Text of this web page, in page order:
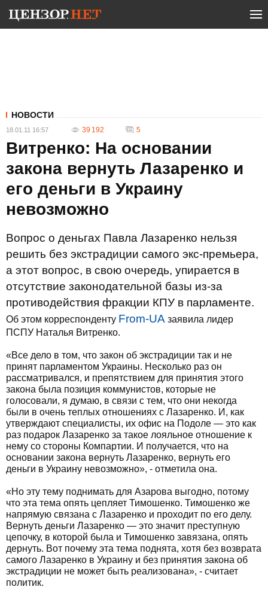
НОВОСТИ
18.01.11 16:57 39 192 5
Витренко: На основании
закона вернуть Лазаренко и
его деньги в Украину
невозможно
Вопрос о деньгах Павла Лазаренко нельзя
решить без экстрадиции самого экс-премьера,
а этот вопрос, в свою очередь, упирается в
отсутствие законодательной базы из-за
противодействия фракции КПУ в парламенте.
Об этом корреспонденту From-UA заявила лидер
ПСПУ Наталья Витренко.
«Все дело в том, что закон об экстрадиции так и не
принят парламентом Украины. Несколько раз он
рассматривался, и препятствием для принятия этого
закона была позиция коммунистов, которые не
голосовали, я думаю, в связи с тем, что они некогда
были в очень теплых отношениях с Лазаренко. И, как
утверждают специалисты, их офис на Подоле — это как
раз подарок Лазаренко за такое лояльное отношение к
нему со стороны Компартии. И получается, что на
основании закона вернуть Лазаренко, вернуть его
деньги в Украину невозможно», - отметила она.
«Но эту тему поднимать для Азарова выгодно, потому
что эта тема опять цепляет Тимошенко. Тимошенко же
напрямую связана с Лазаренко и проходит по его делу.
Вернуть деньги Лазаренко — это значит преступную
цепочку, в которой была и Тимошенко завязана, опять
дернуть. Вот почему эта тема поднята, хотя без возврата
самого Лазаренко в Украину и без принятия закона об
экстрадиции не может быть реализована», - считает
политик.